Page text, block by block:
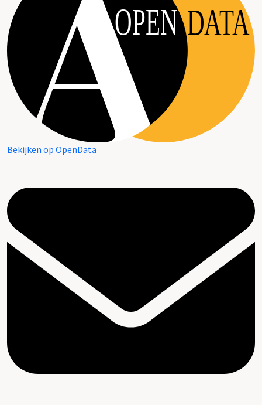
OPEN DATA
Bekijken op OpenData